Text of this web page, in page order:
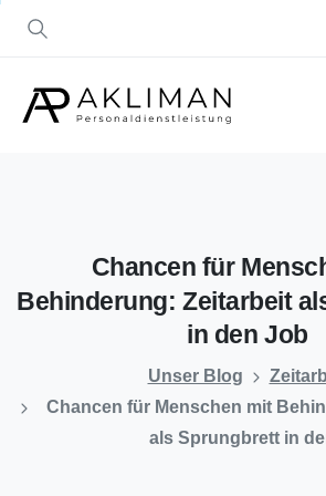
Chancen für
Behinderung: Zeitarbeit
in den Job
Unser Blog
Chancen für Menschen mit
als Sprungbrett in